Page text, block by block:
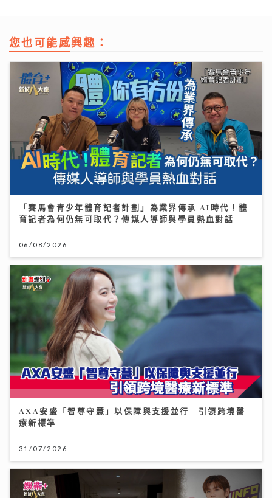
您也可能感興趣：
「賽馬會青少年體育記者計劃」為業界傳承 AI時代！體
育記者為何仍無可取代？傳媒人導師與學員熱血對話
06/08/2026
AXA安盛「智尊守慧」以保障與支援並行 引領跨境醫
療新標準
31/07/2026